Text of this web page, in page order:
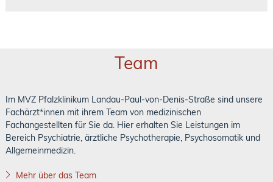
Team
Im MVZ Pfalzklinikum Landau-Paul-von-Denis-Straße sind unsere
Fachärzt*innen mit ihrem Team von medizinischen
Fachangestellten für Sie da. Hier erhalten Sie Leistungen im
Bereich Psychiatrie, ärztliche Psychotherapie, Psychosomatik und
Allgemeinmedizin.
Mehr über das Team